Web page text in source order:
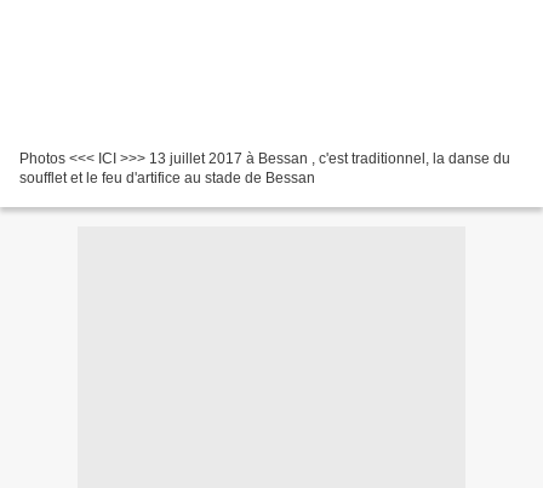
Photos <<< ICI >>> 13 juillet 2017 à Bessan , c'est traditionnel, la danse du
soufflet et le feu d'artifice au stade de Bessan